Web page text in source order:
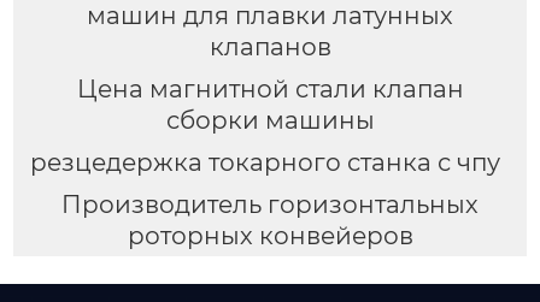
машин для плавки латунных
клапанов
Цена магнитной стали клапан
сборки машины
резцедержка токарного станка с чпу
Производитель горизонтальных
роторных конвейеров